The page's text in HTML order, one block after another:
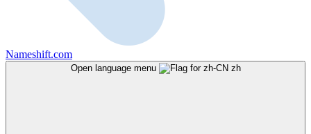
Nameshift.com
Open language menu zh